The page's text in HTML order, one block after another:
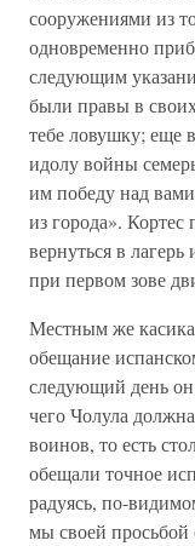
сооружениями из
одновременно
следующим
были правы в
тебе ловушку; еще
идолу войны
им победу над
из города». Кортес
вернуться в
при первом зове
Местным же
обещание
следующий день
чего Чолула
воинов, то есть
обещали точное
радуясь, по-
мы своей